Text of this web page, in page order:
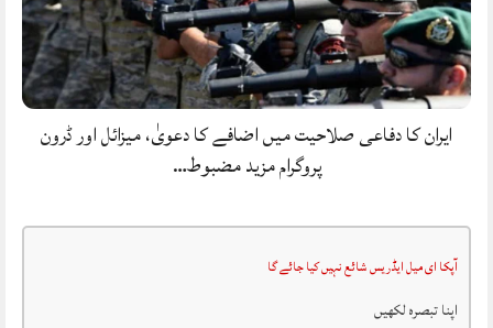
ایران کا دفاعی صلاحیت میں اضافے کا دعویٰ، میزائل اور ڈرون
پروگرام مزید مضبوط…
آپکا ای میل ایڈریس شائع نہیں کیا جائے گا
اپنا تبصرہ لکھیں